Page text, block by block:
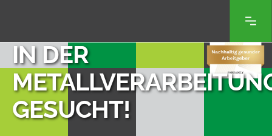
SCHWEISSER (M/W/D)
N DER M
ETALLVERARBEITUNG
ESUCHT!